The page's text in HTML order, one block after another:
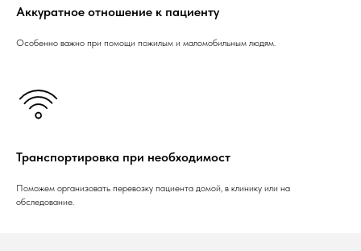
Аккуратное отношение к пациенту
Особенно важно при помощи пожилым и маломобильным людям.
Транспортировка при необходимост
Поможем организовать перевозку пациента домой, в клинику или на
обследование.